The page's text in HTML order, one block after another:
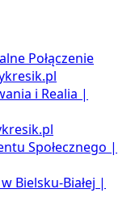
Połączenie
i Realia |
Społecznego |
Bielsku-Białej |